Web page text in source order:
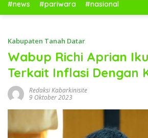
#news #pariwara #nasional
Kabupaten Tanah Datar
Wabup Richi Aprian
Terkait Inflasi Dengan
Redaksi Kabarkinisite
9 Oktober 2023